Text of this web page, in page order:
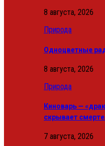
8 августа, 2026
Природа
Одноцветные
8 августа, 2026
Природа
Киноварь —
скрывает
7 августа, 2026